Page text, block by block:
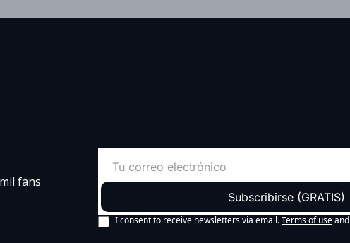
fans
Subscribirse (GRATIS)
I consent to receive newsletters via email.Terms of useand